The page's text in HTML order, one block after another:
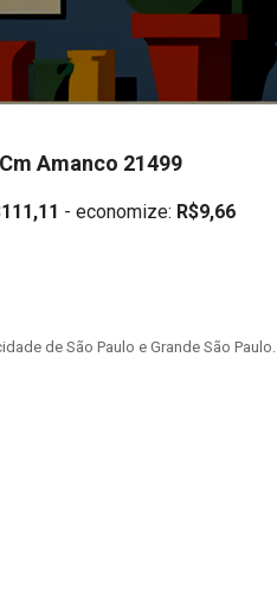
Amanco 21499
- economize: R$9,66
de São Paulo e Grande São Paulo.